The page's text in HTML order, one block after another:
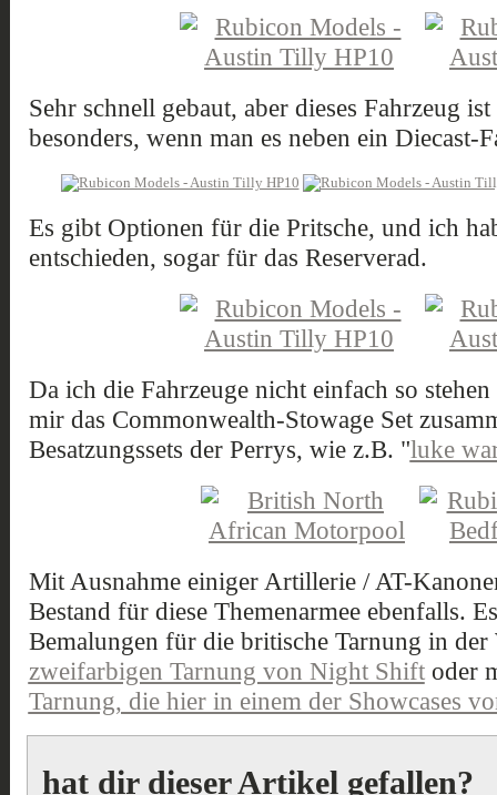
Sehr schnell gebaut, aber dieses Fahrzeug
besonders, wenn man es neben ein Diecast-
Es gibt Optionen für die Pritsche, und ich
entschieden, sogar für das Reserverad.
Da ich die Fahrzeuge nicht einfach so
mir das Commonwealth-Stowage Set
Besatzungssets der Perrys, wie z.B. "luke
Mit Ausnahme einiger Artillerie / AT-
Bestand für diese Themenarmee ebenfalls.
Bemalungen für die britische Tarnung in
zweifarbigen Tarnung von Night Shiftoder
Tarnung, die hier in einem der Showcases
hat dir dieser Artikel gefallen?